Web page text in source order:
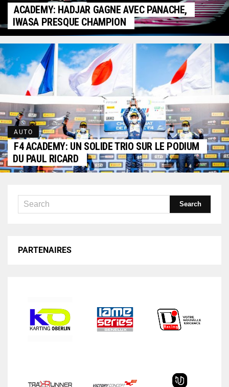
ACADEMY: HADJAR GAGNE AVEC PANACHE,
IWASA PRESQUE CHAMPION
AUTO
F4 ACADEMY: UN SOLIDE TRIO SUR LE PODIUM
DU PAUL RICARD
PARTENAIRES